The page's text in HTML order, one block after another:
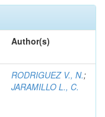
Author(s)
RODRIGUEZ V., N.;
JARAMILLO L., C.